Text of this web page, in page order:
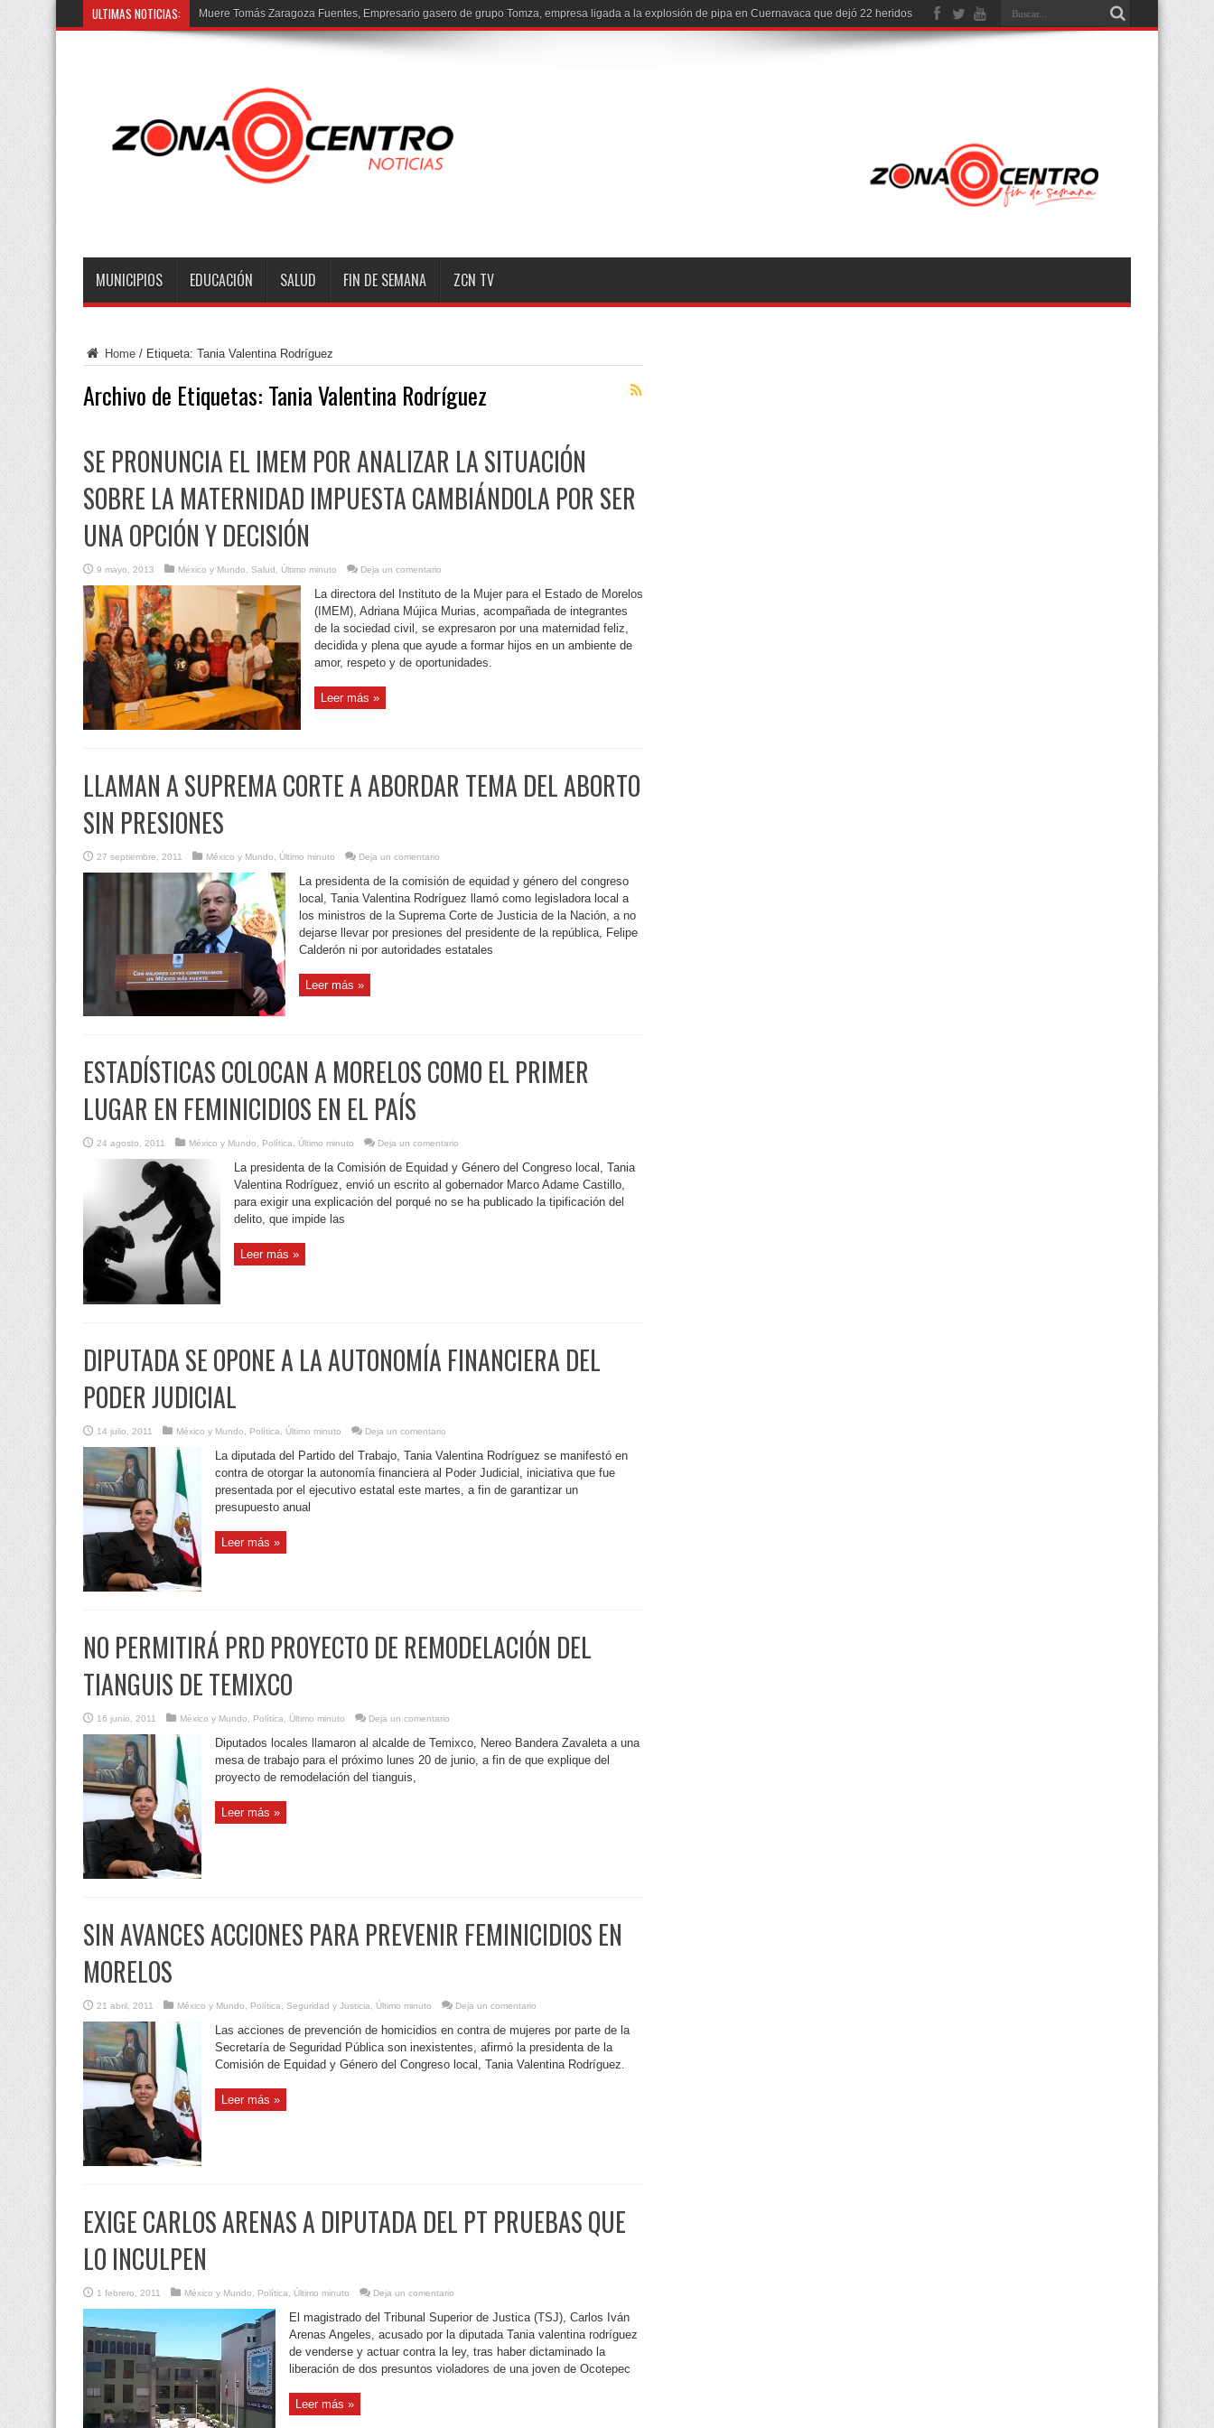
ULTIMAS NOTICIAS: Prisión
MUNICIPIOS EDUCACIÓN SALUD FIN DE SEMANA ZCN TV
Home / Etiqueta: Tania Valentina Rodríguez
Archivo de Etiquetas: Tania Valentina Rodríguez
SE PRONUNCIA EL IMEM POR ANALIZAR LA SITUACIÓN
SOBRE LA MATERNIDAD IMPUESTA CAMBIÁNDOLA POR SER
UNA OPCIÓN Y DECISIÓN
9 mayo, 2013 México y Mundo Salud Último minuto Deja un comentario
La directora del Instituto de la Mujer para el Estado de Morelos
(IMEM), Adriana Mújica Murias, acompañada de integrantes
de la sociedad civil, se expresaron por una maternidad feliz,
decidida y plena que ayude a formar hijos en un ambiente de
amor, respeto y de oportunidades.
Leer más »
LLAMAN A SUPREMA CORTE A ABORDAR TEMA DEL ABORTO
SIN PRESIONES
27 septiembre, 2011 México y Mundo Último minuto Deja un comentario
La presidenta de la comisión de equidad y género del congreso
local, Tania Valentina Rodríguez llamó como legisladora local a
los ministros de la Suprema Corte de Justicia de la Nación, a no
dejarse llevar por presiones del presidente de la república, Felipe
Calderón ni por autoridades estatales
Leer más »
ESTADÍSTICAS COLOCAN A MORELOS COMO EL PRIMER
LUGAR EN FEMINICIDIOS EN EL PAÍS
24 agosto, 2011 México y Mundo, Política, Último minuto Deja un comentario
La presidenta de la Comisión de Equidad y Género del Congreso local, Tania
Valentina Rodríguez, envió un escrito al gobernador Marco Adame Castillo,
para exigir una explicación del porqué no se ha publicado la tipificación del
delito, que impide las
Leer más »
DIPUTADA SE OPONE A LA AUTONOMÍA FINANCIERA DEL
PODER JUDICIAL
14 julio, 2011 México y Mundo Política Último minuto Deja un comentario
La diputada del Partido del Trabajo, Tania Valentina Rodríguez se manifestó en
contra de otorgar la autonomía financiera al Poder Judicial, iniciativa que fue
presentada por el ejecutivo estatal este martes, a fin de garantizar un
presupuesto anual
Leer más »
NO PERMITIRÁ PRD PROYECTO DE REMODELACIÓN DEL
TIANGUIS DE TEMIXCO
16 junio, 2011 México y Mundo Política Último minuto Deja un comentario
Diputados locales llamaron al alcalde de Temixco, Nereo Bandera Zavaleta a una
mesa de trabajo para el próximo lunes 20 de junio, a fin de que explique del
proyecto de remodelación del tianguis,
Leer más »
SIN AVANCES ACCIONES PARA PREVENIR FEMINICIDIOS EN
MORELOS
21 abril, 2011 México y Mundo Política Seguridad y Justicia Último minuto Deja un comentario
Las acciones de prevención de homicidios en contra de mujeres por parte de la
Secretaría de Seguridad Pública son inexistentes, afirmó la presidenta de la
Comisión de Equidad y Género del Congreso local, Tania Valentina Rodríguez.
Leer más »
EXIGE CARLOS ARENAS A DIPUTADA DEL PT PRUEBAS QUE
LO INCULPEN
1 febrero, 2011 México y Mundo Política Último minuto Deja un comentario
El magistrado del Tribunal Superior de Justica (TSJ), Carlos Iván
Arenas Angeles, acusado por la diputada Tania valentina rodríguez
de venderse y actuar contra la ley, tras haber dictaminado la
liberación de dos presuntos violadores de una joven de Ocotepec
Leer más »